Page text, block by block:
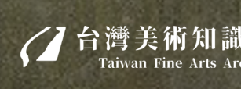
台灣美術知識庫